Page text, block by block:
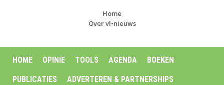
Home
Over vl•nieuws
HOME OPINIE TOOLS AGENDA BOEKEN
PUBLICATIES ADVERTEREN & PARTNERSHIPS